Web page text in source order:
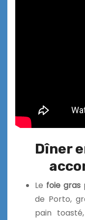
Dîner
Le foie gras
de Porto,
pain